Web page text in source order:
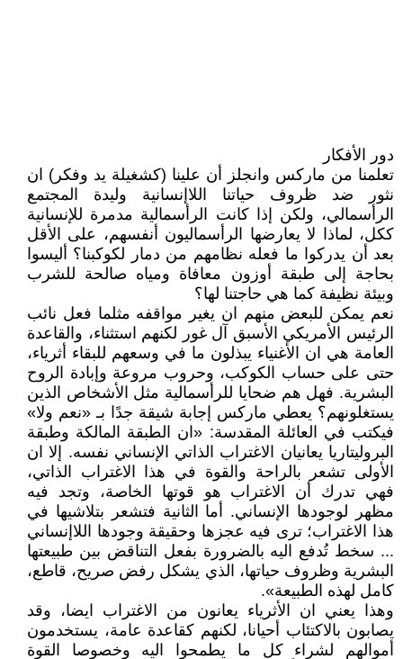
دور الأفكار
تعلمنا من ماركس وانجلز أن علينا (كشغيلة يد وفكر) ان
نثور ضد ظروف حياتنا اللاإنسانية وليدة المجتمع
الرأسمالي، ولكن إذا كانت الرأسمالية مدمرة للإنسانية
ككل، لماذا لا يعارضها الرأسماليون أنفسهم، على الأقل
بعد أن يدركوا ما فعله نظامهم من دمار لكوكبنا؟ أليسوا
بحاجة إلى طبقة أوزون معافاة ومياه صالحة للشرب
وبيئة نظيفة كما هي حاجتنا لها؟
نعم يمكن للبعض منهم ان يغير مواقفه مثلما فعل نائب
الرئيس الأمريكي الأسبق آل غور لكنهم استثناء، والقاعدة
العامة هي ان الأغنياء يبذلون ما في وسعهم للبقاء أثرياء،
حتى على حساب الكوكب، وحروب مروعة وإبادة الروح
البشرية. فهل هم ضحايا للرأسمالية مثل الأشخاص الذين
يستغلونهم؟ يعطي ماركس إجابة شيقة جدًا بـ «نعم ولا»
فيكتب في العائلة المقدسة: «ان الطبقة المالكة وطبقة
البروليتاريا يعانيان الاغتراب الذاتي الإنساني نفسه. إلا ان
الأولى تشعر بالراحة والقوة في هذا الاغتراب الذاتي،
فهي تدرك أن الاغتراب هو قوتها الخاصة، وتجد فيه
مظهر لوجودها الإنساني. أما الثانية فتشعر بتلاشيها في
هذا الاغتراب؛ ترى فيه عجزها وحقيقة وجودها اللاإنساني
... سخط تُدفع اليه بالضرورة بفعل التناقض بين طبيعتها
البشرية وظروف حياتها، الذي يشكل رفض صريح، قاطع،
كامل لهذه الطبيعة».
وهذا يعني ان الأثرياء يعانون من الاغتراب ايضا، وقد
يصابون بالاكتئاب أحيانا، لكنهم كقاعدة عامة، يستخدمون
أموالهم لشراء كل ما يطمحوا اليه وخصوصا القوة